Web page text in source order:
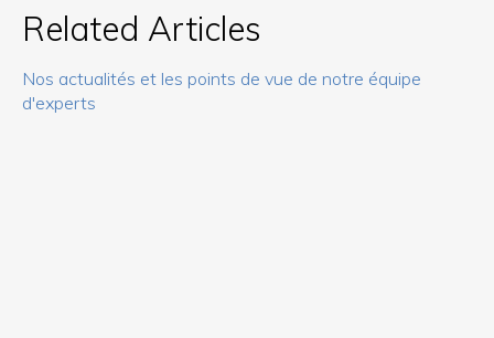
Related Articles
Nos actualités et les points de vue de notre équipe
d'experts